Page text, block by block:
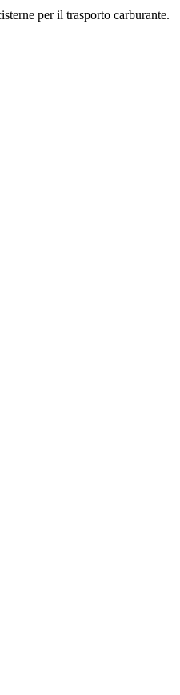
per il trasporto carburante.